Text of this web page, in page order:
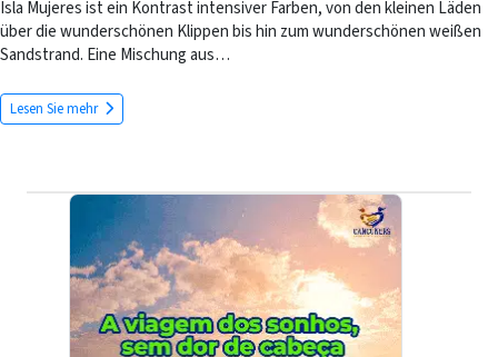
Isla Mujeres ist ein Kontrast intensiver Farben, von den kleinen Läden
über die wunderschönen Klippen bis hin zum wunderschönen weißen
Sandstrand. Eine Mischung aus…
Lesen Sie mehr